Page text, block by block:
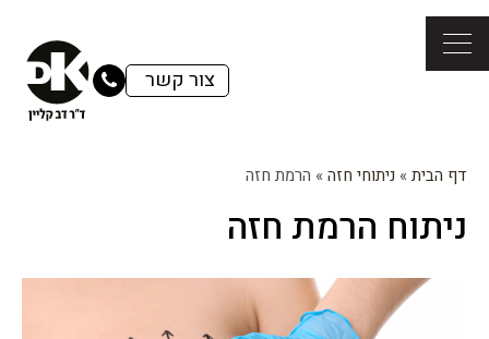
צור קשר
דף הבית » ניתוחי חזה » הרמת חזה
ניתוח הרמת חזה